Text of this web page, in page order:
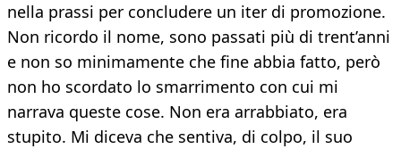
nella prassi per concludere un iter di promozione.
Non ricordo il nome, sono passati più di trent’anni
e non so minimamente che fine abbia fatto, però
non ho scordato lo smarrimento con cui mi
narrava queste cose. Non era arrabbiato, era
stupito. Mi diceva che sentiva, di colpo, il suo